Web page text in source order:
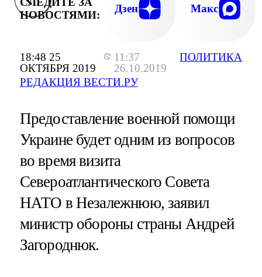
18:48 25
ОКТЯБРЯ 2019
11:37
26.10.2019
РЕДАКЦИЯ ВЕСТИ.РУ
ПОЛИТИКА
НОВОСТЯМИ:
Дзен Макс
Предоставление военной помощи
Украине будет одним из вопросов
во время визита
Североатлантического Совета
НАТО в Незалежнюю, заявил
министр обороны страны Андрей
Загороднюк.